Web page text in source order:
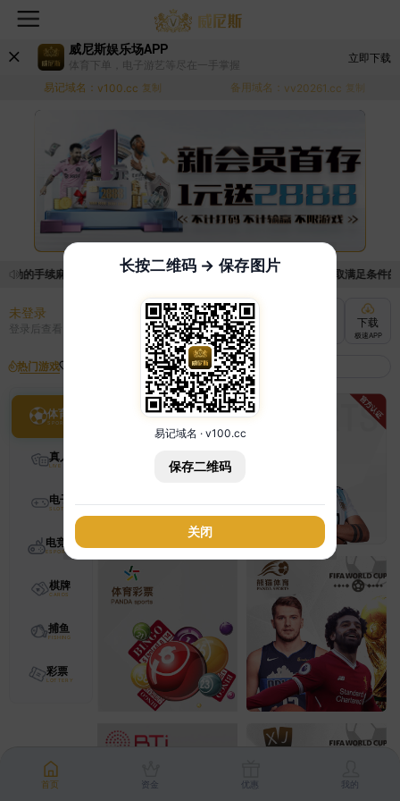
威尼斯娱乐场APP
体育下单，电子游艺等尽在一手掌握
立即下载
易记域名： v100.cc 复制 备用域名： vv20261.cc 复制
动的手续麻烦，已新增优惠系统，现在可以前往【福利中心】界面领取满足条件
未登录
登录后查看 充值
快速到账
下载
极速APP
热门游戏
体育
真人
电子
电竞
棋牌
捕鱼
彩票
首页 资金 优惠 我的
长按二维码 → 保存图片
易记域名 · v100.cc
保存二维码
关闭